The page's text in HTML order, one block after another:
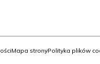
Mapa stronyPolityka plików